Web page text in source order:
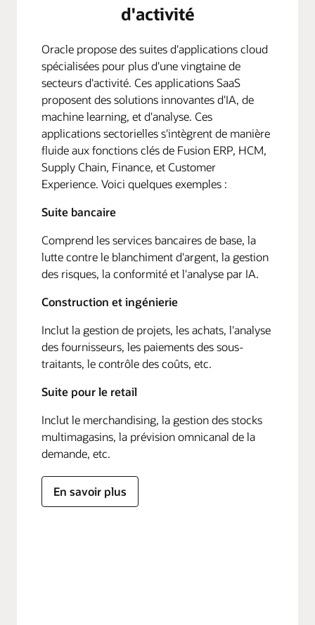
d'activité
Oracle propose des suites d'applications cloud
spécialisées pour plus d'une vingtaine de
secteurs d'activité. Ces applications SaaS
proposent des solutions innovantes d'IA, de
machine learning, et d'analyse. Ces
applications sectorielles s'intègrent de manière
fluide aux fonctions clés de Fusion ERP, HCM,
Supply Chain, Finance, et Customer
Experience. Voici quelques exemples :
Suite bancaire
Comprend les services bancaires de base, la
lutte contre le blanchiment d'argent, la gestion
des risques, la conformité et l'analyse par IA.
Construction et ingénierie
Inclut la gestion de projets, les achats, l'analyse
des fournisseurs, les paiements des sous-
traitants, le contrôle des coûts, etc.
Suite pour le retail
Inclut le merchandising, la gestion des stocks
multimagasins, la prévision omnicanal de la
demande, etc.
En savoir plus